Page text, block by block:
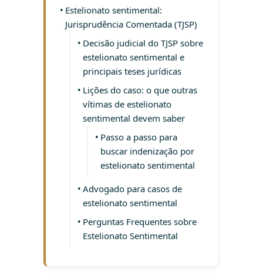
Estelionato sentimental:
Jurisprudência Comentada (TJSP)
Decisão judicial do TJSP sobre
estelionato sentimental e
principais teses jurídicas
Lições do caso: o que outras
vítimas de estelionato
sentimental devem saber
Passo a passo para
buscar indenização por
estelionato sentimental
Advogado para casos de
estelionato sentimental
Perguntas Frequentes sobre
Estelionato Sentimental